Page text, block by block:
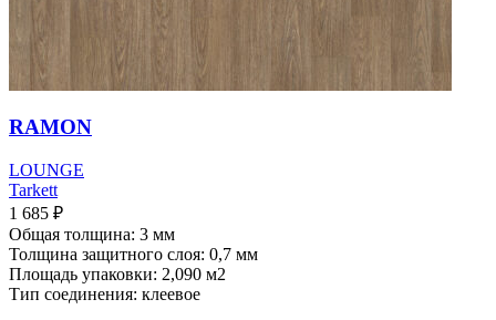
RAMON
LOUNGE
Tarkett
1 685 ₽
Общая толщина: 3 мм
Толщина защитного слоя: 0,7 мм
Площадь упаковки: 2,090 м2
Тип соединения: клеевое